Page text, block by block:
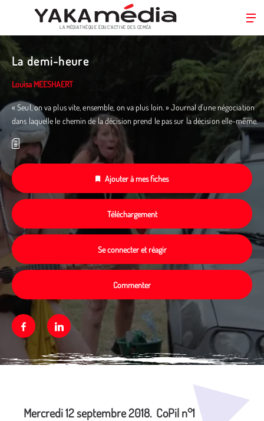
Aller
contenu
principal
LA MÉDIATHÈQUE ÉDUC’ACTIVE DES CEMÉA
La demi-heure
Louisa MEESHAERT
« Seul, on va plus vite, ensemble, on va plus loin. » Journal d'une négociation
dans laquelle le chemin de la décision prend le pas sur la décision elle-même.
Ajouter à mes fiches
Téléchargement
Se connecter et réagir
Commenter
FacebookLinkedin
Mercredi 12 septembre 2018. CoPil n°1